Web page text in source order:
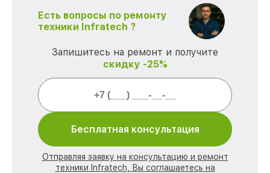
Есть вопросы по ремонту
техники Infratech ?
Запишитесь на ремонт и получите
скидку -25%
Бесплатная консультация
Отправляя заявку на консультацию и ремонт
техники Infratech, Вы соглашаетесь на